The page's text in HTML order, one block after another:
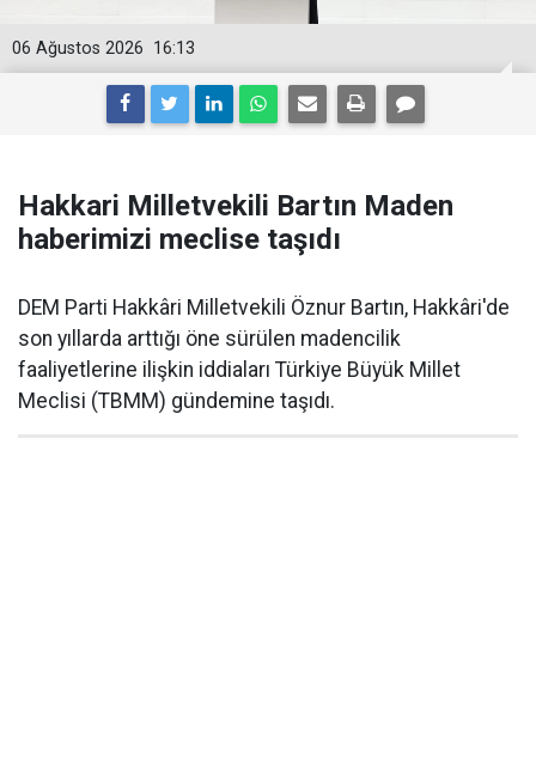
16:13
06 Ağustos 2026
Hakkari Milletvekili Bartın Maden
haberimizi meclise taşıdı
DEM Parti Hakkâri Milletvekili Öznur Bartın, Hakkâri'de
son yıllarda arttığı öne sürülen madencilik
faaliyetlerine ilişkin iddiaları Türkiye Büyük Millet
Meclisi (TBMM) gündemine taşıdı.